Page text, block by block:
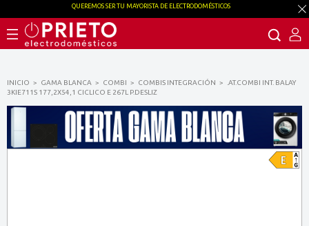
INICIO GAMA BLANCA COMBI COMBIS INTEGRACIÓN
.AT.COMBI INT. BALAY
3KIE711S 177,2X54,1 CICLICO E 267L P.DESLIZ
QUEREMOS SER TU MAYORISTA DE ELECTRODOMÉSTICOS